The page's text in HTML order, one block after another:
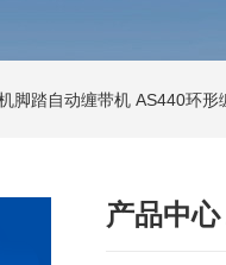
脚踏自动缠带机 AS440环形
产品中心